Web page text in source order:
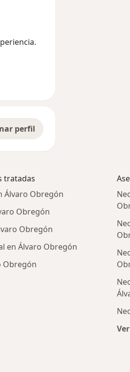
perfil
tratadas
Álvaro Obregón
Obregón
Obregón
en Álvaro Obregón
Obregón
categoría: Enfermedades más